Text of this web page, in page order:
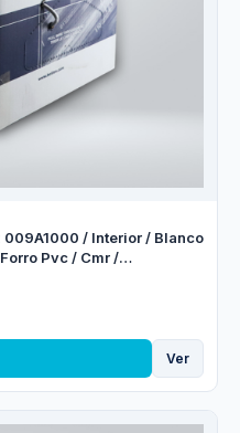
/ Interior / Blanco
Pvc / Cmr /
Pies 305 Metros
Ver